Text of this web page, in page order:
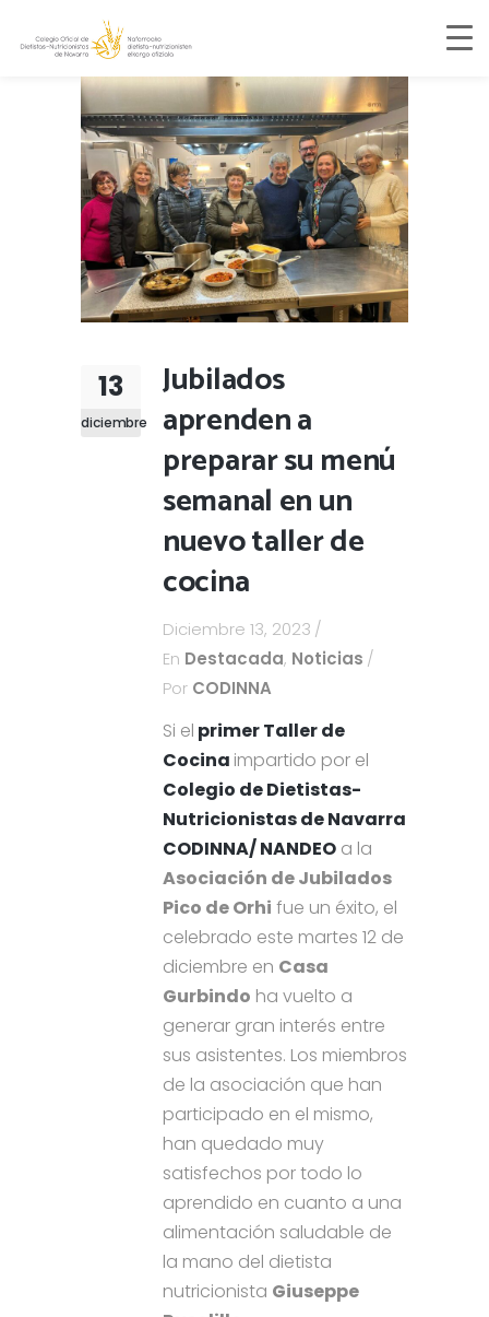
13
diciembre
Jubilados
aprenden a
preparar su menú
semanal en un
nuevo taller de
cocina
Diciembre 13, 2023
En Destacada, Noticias
Por CODINNA
Si el primer Taller de
Cocina impartido por el
Colegio de Dietistas-
Nutricionistas de Navarra
CODINNA/ NANDEO a la
Asociación de Jubilados
Pico de Orhi fue un éxito, el
celebrado este martes 12 de
diciembre en Casa
Gurbindo ha vuelto a
generar gran interés entre
sus asistentes. Los miembros
de la asociación que han
participado en el mismo,
han quedado muy
satisfechos por todo lo
aprendido en cuanto a una
alimentación saludable de
la mano del dietista
nutricionista Giuseppe